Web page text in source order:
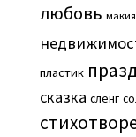
любовь
пластик
сказка сленг